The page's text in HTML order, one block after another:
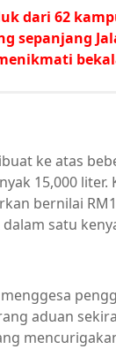
dari 62
sepanjang
ke atas
15,000 liter.
bernilai
dalam satu
aduan